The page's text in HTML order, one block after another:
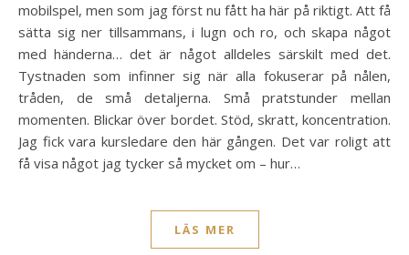
mobilspel, men som jag först nu fått ha här på riktigt. Att få
sätta sig ner tillsammans, i lugn och ro, och skapa något
med händerna… det är något alldeles särskilt med det.
Tystnaden som infinner sig när alla fokuserar på nålen,
tråden, de små detaljerna. Små pratstunder mellan
momenten. Blickar över bordet. Stöd, skratt, koncentration.
Jag fick vara kursledare den här gången. Det var roligt att
få visa något jag tycker så mycket om – hur…
LÄS MER